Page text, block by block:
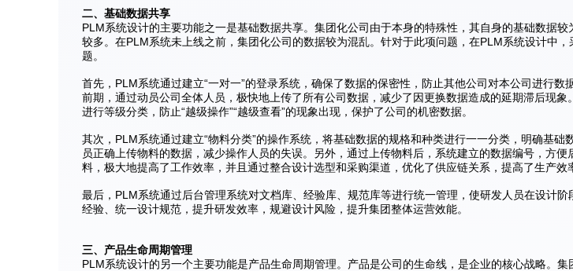
二、基础数据共享
PLM系统设计的主要功能之一是基础数据共享。集团化公司由于本身的特殊性，其自身的基础数据
较多。在PLM系统未上线之前，集团化公司的数据较为混乱。针对于此项问题，在PLM系统设计中
题。
首先，PLM系统通过建立“一对一”的登录系统，确保了数据的保密性，防止其他公司对本公司进行数
前期，通过动员公司全体人员，极快地上传了所有公司数据，减少了因更换数据造成的延期滞后现象
进行等级分类，防止“越级操作”“越级查看”的现象出现，保护了公司的机密数据。
其次，PLM系统通过建立“物料分类”的操作系统，将基础数据的规格和种类进行一一分类，明确基础
员正确上传物料的数据，减少操作人员的失误。另外，通过上传物料后，系统建立的数据编号，方便
料，极大地提高了工作效率，并且通过整合设计选型和采购渠道，优化了供应链关系，提高了生产效
最后，PLM系统通过后台管理系统对文档库、经验库、规范库等进行统一管理，使研发人员在设计阶
经验、统一设计规范，提升研发效率，规避设计风险，提升集团整体运营效能。
三、产品生命周期管理
PLM系统设计的另一个主要功能是产品生命周期管理。产品是公司的生命线，是企业的核心战略。